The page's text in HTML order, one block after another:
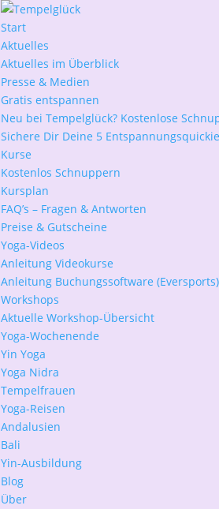
Start
Aktuelles
Aktuelles im Überblick
Presse & Medien
Gratis entspannen
Neu bei Tempelglück? Kostenlose
Sichere Dir Deine 5
Kurse
Kostenlos Schnuppern
Kursplan
FAQ’s – Fragen & Antworten
Preise & Gutscheine
Yoga-Videos
Anleitung Videokurse
Anleitung Buchungssoftware (Eversports)
Workshops
Aktuelle Workshop-Übersicht
Yoga-Wochenende
Yin Yoga
Yoga Nidra
Tempelfrauen
Yoga-Reisen
Andalusien
Bali
Yin-Ausbildung
Blog
Über